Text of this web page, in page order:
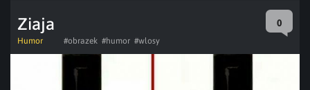
Ziaja 0
Humor #obrazek #humor #wlosy